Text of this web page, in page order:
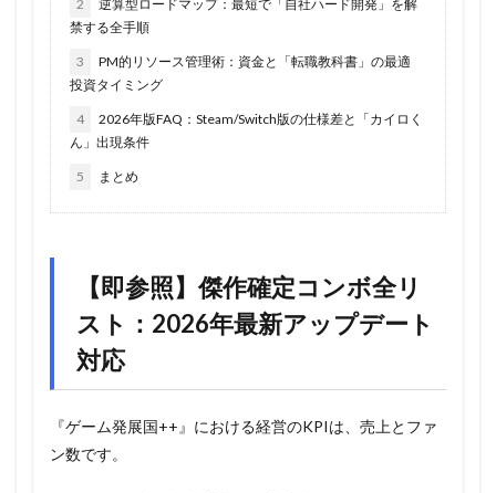
2
逆算型ロードマップ：最短で「自社ハード開発」を解
禁する全手順
3
PM的リソース管理術：資金と「転職教科書」の最適
投資タイミング
4
2026年版FAQ：Steam/Switch版の仕様差と「カイロく
ん」出現条件
5 まとめ
【即参照】傑作確定コンボ全リ
スト：2026年最新アップデート
対応
『ゲーム発展国++』における経営のKPIは、売上とファ
ン数です。